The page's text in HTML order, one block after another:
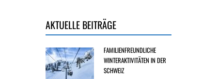
AKTUELLE BEITRÄGE
FAMILIENFREUNDLICHE
WINTERAKTIVITÄTEN IN DER
SCHWEIZ